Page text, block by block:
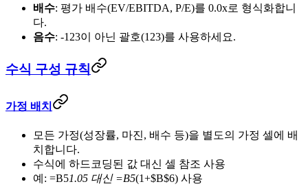
배수: 평가 배수(EV/EBITDA, P/E)를 0.0x로 형식화합니
다.
음수: -123이 아닌 괄호(123)를 사용하세요.
수식 구성 규칙
가정 배치
모든 가정(성장률, 마진, 배수 등)을 별도의 가정 셀에 배
치합니다.
수식에 하드코딩된 값 대신 셀 참조 사용
예: =B51.05 대신 =B5(1+$B$6) 사용